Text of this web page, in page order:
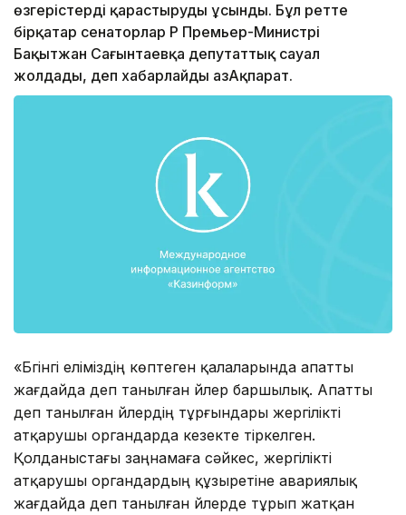
өзгерістерді қарастыруды ұсынды. Бұл ретте
бірқатар сенаторлар ҚР Премьер-Министрі
Бақытжан Сағынтаевқа депутаттық сауал
жолдады, деп хабарлайды ҚазАқпарат.
«Бүгінгі еліміздің көптеген қалаларында апатты
жағдайда деп танылған үйлер баршылық. Апатты
деп танылған үйлердің тұрғындары жергілікті
атқарушы органдарда кезекте тіркелген.
Қолданыстағы заңнамаға сәйкес, жергілікті
атқарушы органдардың құзыретіне авариялық
жағдайда деп танылған үйлерде тұрып жатқан